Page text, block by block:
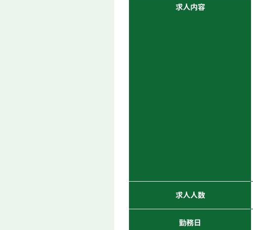
求人内容
求人人数
勤務日